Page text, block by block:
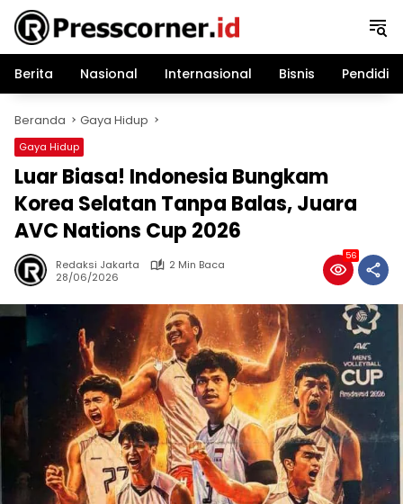
Langsung
konten
Berita
Nasional Internasional Bisnis
Beranda Gaya Hidup
Gaya Hidup
Luar Biasa! Indonesia Bungkam
Korea Selatan Tanpa Balas, Juara
AVC Nations Cup 2026
Redaksi Jakarta
2 Min Baca
28/06/2026
56